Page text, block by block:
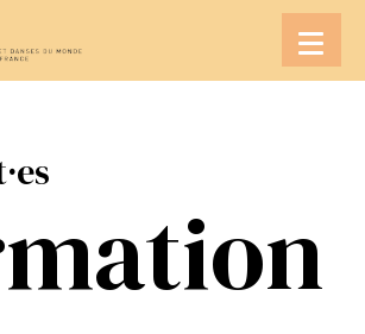
contenu